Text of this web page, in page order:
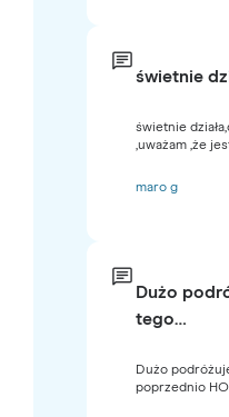
świetnie
świetnie
,uważam ,że
maro g
Dużo
tego…
Dużo
poprzednio